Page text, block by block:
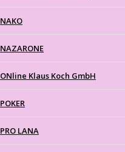
NAKO
NAZARONE
ONline Klaus Koch GmbH
POKER
PRO LANA